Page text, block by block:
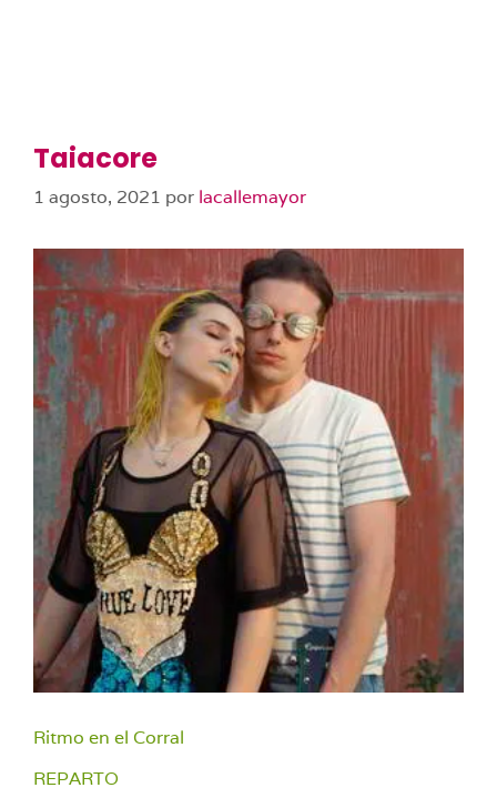
Taiacore
1 agosto, 2021 por lacallemayor
Ritmo en el Corral
REPARTO